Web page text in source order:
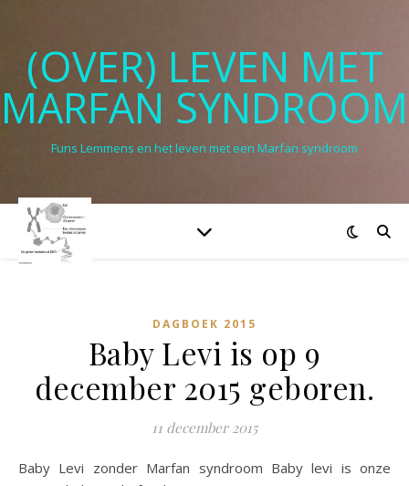
(OVER) LEVEN MET
MARFAN SYNDROOM
Funs Lemmens en het leven met een Marfan syndroom
DAGBOEK 2015
Baby Levi is op 9
december 2015 geboren.
11 december 2015
Baby Levi zonder Marfan syndroom Baby levi is onze